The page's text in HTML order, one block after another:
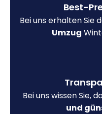
Best-
Bei uns erhalten Sie
Umzug
Bei uns wissen Sie,
und